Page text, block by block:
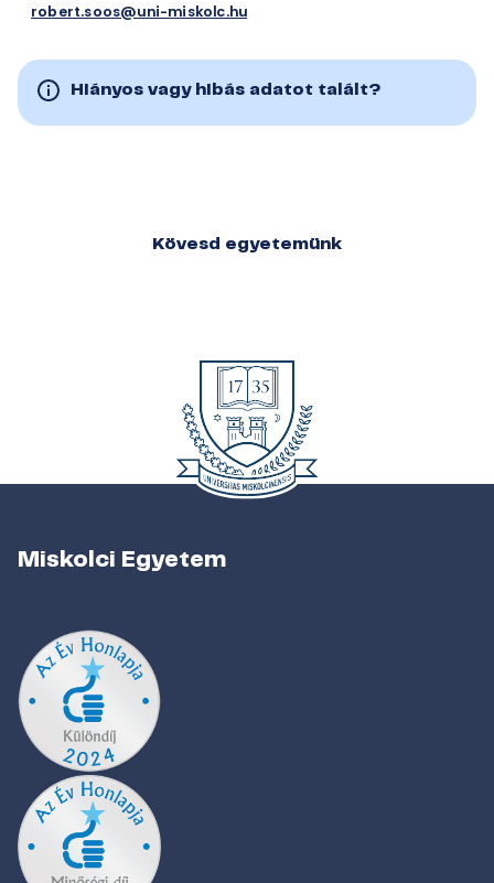
robert.soos@uni-miskolc.hu
Hiányos vagy hibás adatot talált?
Kövesd egyetemünk
Miskolci Egyetem